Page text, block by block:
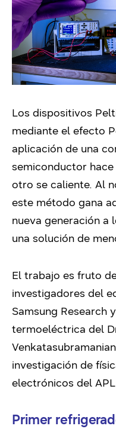
Los dispositivos
mediante el efecto
aplicación de una
semiconductor
otro se caliente. Al
este método gana
nueva generación a
una solución de
El trabajo es fruto
investigadores del
Samsung Research
termoeléctrica del
investigación de
electrónicos del
Primer